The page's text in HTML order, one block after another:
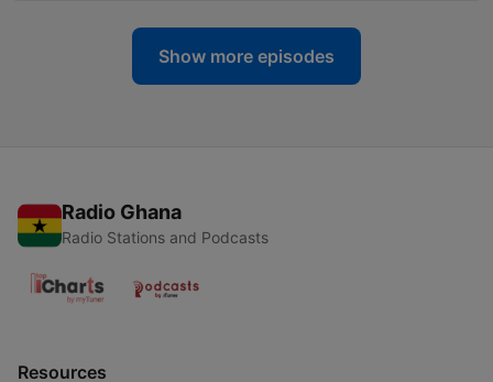
Show more episodes
Radio Ghana
Radio Stations and Podcasts
Resources